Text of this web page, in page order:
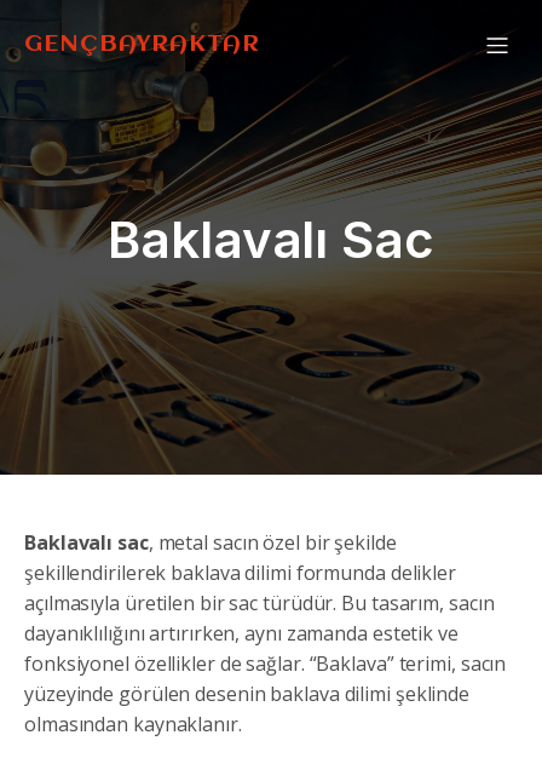
GENÇBAYRAKTAR
Baklavalı Sac
Baklavalı sac, metal sacın özel bir şekilde
şekillendirilerek baklava dilimi formunda delikler
açılmasıyla üretilen bir sac türüdür. Bu tasarım, sacın
dayanıklılığını artırırken, aynı zamanda estetik ve
fonksiyonel özellikler de sağlar. “Baklava” terimi, sacın
yüzeyinde görülen desenin baklava dilimi şeklinde
olmasından kaynaklanır.